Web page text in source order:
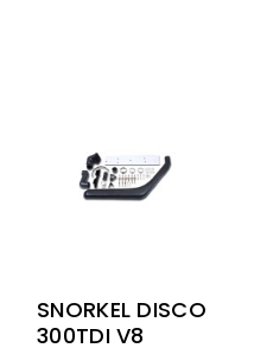
SNORKEL DISCO
300TDI V8